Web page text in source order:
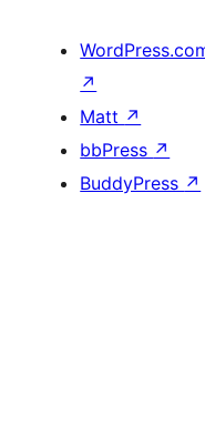
↗
Matt ↗
bbPress ↗
BuddyPress ↗